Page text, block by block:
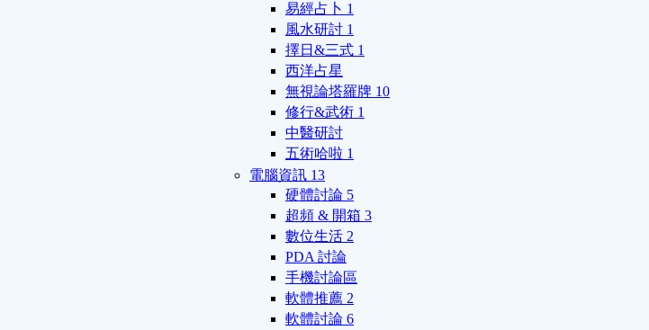
易經占卜 1
風水研討 1
擇日&三式 1
西洋占星
無視論塔羅牌 10
修行&武術 1
中醫研討
五術哈啦 1
電腦資訊 13
硬體討論 5
超頻 & 開箱 3
數位生活 2
PDA 討論
手機討論區
軟體推薦 2
軟體討論 6